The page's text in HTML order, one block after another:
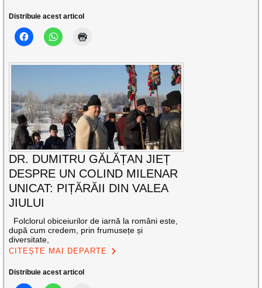
Distribuie acest articol
DR. DUMITRU GĂLĂȚAN JIEȚ
DESPRE UN COLIND MILENAR
UNICAT: PIȚĂRĂII DIN VALEA
JIULUI
Folclorul obiceiurilor de iarnă la români este,
după cum credem, prin frumusețe și
diversitate,
CITEȘTE MAI DEPARTE
Distribuie acest articol